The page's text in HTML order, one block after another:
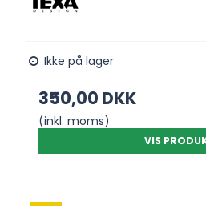
Ikke på lager
350,00 DKK
(inkl. moms)
VIS